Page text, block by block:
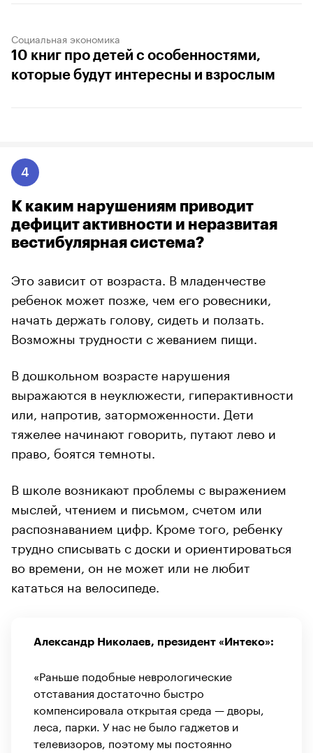
Социальная экономика
10 книг про детей с особенностями,
которые будут интересны и взрослым
4
К каким нарушениям приводит
дефицит активности и неразвитая
вестибулярная система?
Это зависит от возраста. В младенчестве
ребенок может позже, чем его ровесники,
начать держать голову, сидеть и ползать.
Возможны трудности с жеванием пищи.
В дошкольном возрасте нарушения
выражаются в неуклюжести, гиперактивности
или, напротив, заторможенности. Дети
тяжелее начинают говорить, путают лево и
право, боятся темноты.
В школе возникают проблемы с выражением
мыслей, чтением и письмом, счетом или
распознаванием цифр. Кроме того, ребенку
трудно списывать с доски и ориентироваться
во времени, он не может или не любит
кататься на велосипеде.
Александр Николаев, президент «Интеко»:
«Раньше подобные неврологические
отставания достаточно быстро
компенсировала открытая среда — дворы,
леса, парки. У нас не было гаджетов и
телевизоров, поэтому мы постоянно